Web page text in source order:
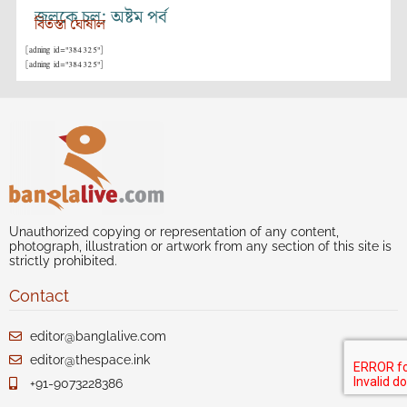
জলকে চল: অষ্টম পর্ব
বিতস্তা ঘোষাল
[adning id="384325"]
[adning id="384325"]
Unauthorized copying or representation of any content,
photograph, illustration or artwork from any section of this site is
strictly prohibited.
Contact
editor@banglalive.com
editor@thespace.ink
+91-9073228386